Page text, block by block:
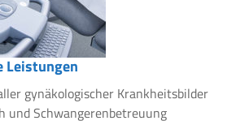
Leistungen
gynäkologischer Krankheitsbilder
und Schwangerenbetreuung